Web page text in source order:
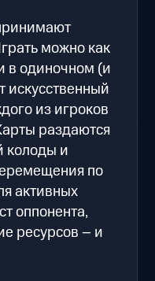
можно как
в одиночном (и
искусственный
из игроков
раздаются
колоды и
по
активных
оппонента,
ресурсов – и